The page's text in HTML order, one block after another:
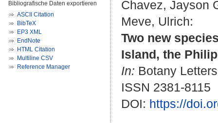
Bibliografische Daten exportieren
ASCII Citation
BibTeX
EP3 XML
EndNote
HTML Citation
Multiline CSV
Reference Manager
Chavez, Jayson
Meve, Ulrich:
Two new
Island, the
In: Botany
ISSN 2381-8115
DOI: https://